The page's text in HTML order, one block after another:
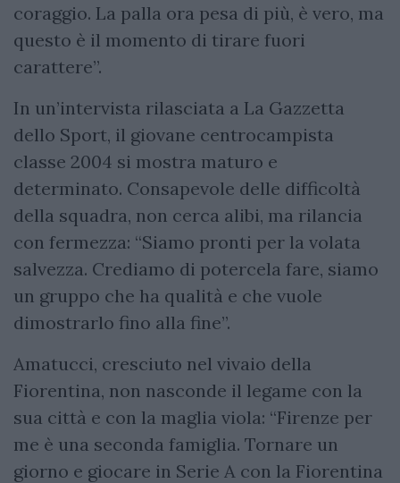
coraggio. La palla ora pesa di più, è vero, ma
questo è il momento di tirare fuori
carattere”.
In un’intervista rilasciata a La Gazzetta
dello Sport, il giovane centrocampista
classe 2004 si mostra maturo e
determinato. Consapevole delle difficoltà
della squadra, non cerca alibi, ma rilancia
con fermezza: “Siamo pronti per la volata
salvezza. Crediamo di potercela fare, siamo
un gruppo che ha qualità e che vuole
dimostrarlo fino alla fine”.
Amatucci, cresciuto nel vivaio della
Fiorentina, non nasconde il legame con la
sua città e con la maglia viola: “Firenze per
me è una seconda famiglia. Tornare un
giorno e giocare in Serie A con la Fiorentina